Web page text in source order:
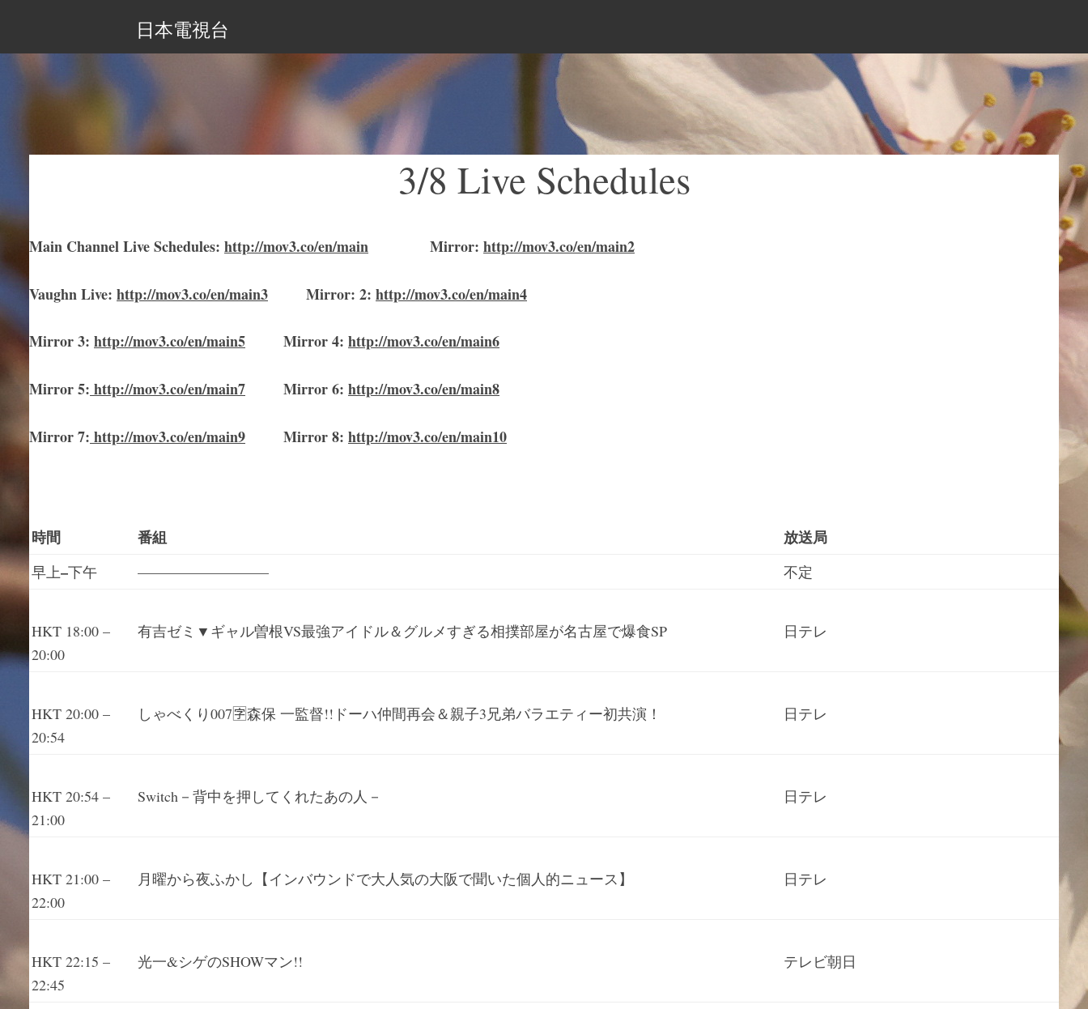
日本電視台
Menu
3/8 Live Schedules
Main Channel Live Schedules: http://mov3.co/en/main Mirror: http://mov3.co/en/main2
Vaughn Live: http://mov3.co/en/main3 Mirror: 2: http://mov3.co/en/main4
Mirror3: http://mov3.co/en/main5 Mirror4: http://mov3.co/en/main6
Mirror5: http://mov3.co/en/main7 Mirror6: http://mov3.co/en/main8
Mirror7: http://mov3.co/en/main9 Mirror 8: http://mov3.co/en/main10
時間 番組 放送局
早上–下午 ————————— 不定
HKT 18:00 –
20:00
有吉ゼミ▼ギャル曽根VS最強アイドル＆グルメすぎる相撲部屋が名古屋で爆食SP 日テレ
HKT 20:00 –
20:54
しゃべくり007🈑森保 一監督!!ドーハ仲間再会＆親子3兄弟バラエティー初共演！ 日テレ
HKT 20:54 –
21:00
Switch－背中を押してくれたあの人－ 日テレ
HKT 21:00 –
22:00
月曜から夜ふかし【インバウンドで大人気の大阪で聞いた個人的ニュース】 日テレ
HKT 22:15 –
22:45
光一&シゲのSHOWマン!! テレビ朝日